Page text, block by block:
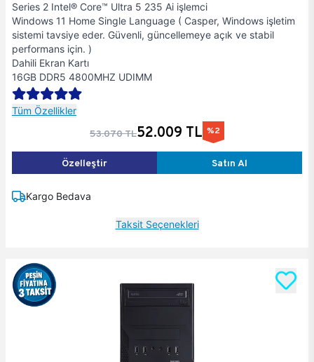
Series 2 Intel® Core™ Ultra 5 235 Ai işlemci
Windows 11 Home Single Language ( Casper, Windows işletim
sistemi tavsiye eder. Güvenli, güncellemeye açık ve stabil
performans için. )
Dahili Ekran Kartı
16GB DDR5 4800MHZ UDIMM
Tüm Özellikler
53.070 TL52.009 TL %2
Özelleştir Satın Al
Kargo Bedava
Taksit Seçenekleri